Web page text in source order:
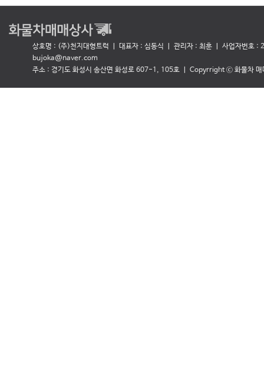
상호명 : (주)천지대형트럭 ㅣ 대표자 : 심동식 ㅣ 관리자 : 최훈 ㅣ 사업자번
bujoka@naver.com
주소 : 경기도 화성시 송산면 화성로 607-1, 105호 ㅣ Copyrright ⓒ 화물차